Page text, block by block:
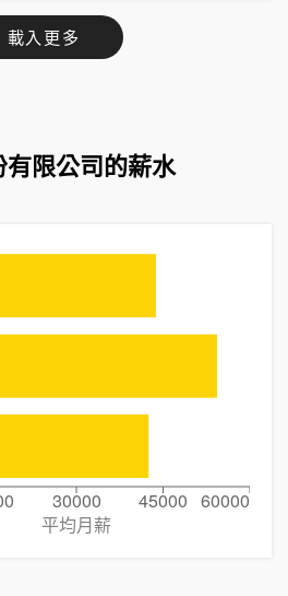
載入更多
限公司的薪水
30000 45000 60000
平均月薪